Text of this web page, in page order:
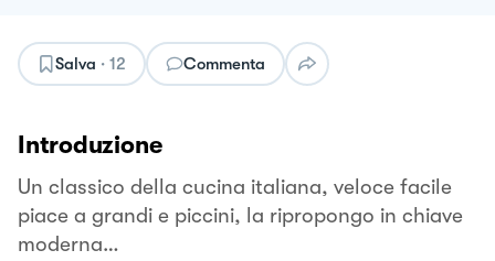
Salva · 12 Commenta
Introduzione
Un classico della cucina italiana, veloce facile
piace a grandi e piccini, la ripropongo in chiave
moderna…